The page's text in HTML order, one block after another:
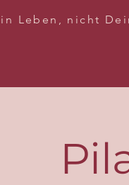
Leben, nicht